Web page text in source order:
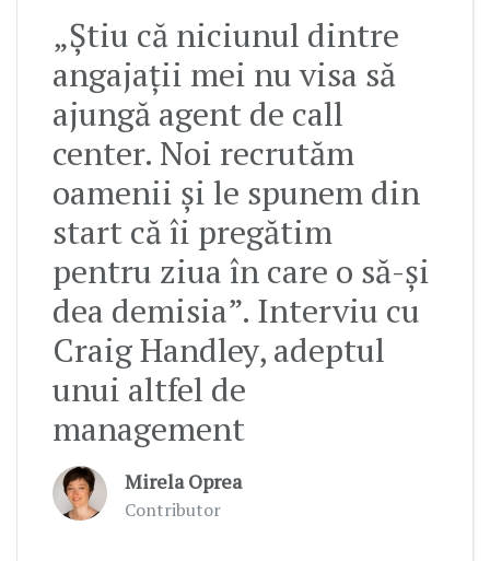
„Ştiu că niciunul dintre
angajaţii mei nu visa să
ajungă agent de call
center. Noi recrutăm
oamenii şi le spunem din
start că îi pregătim
pentru ziua în care o să-şi
dea demisia”. Interviu cu
Craig Handley, adeptul
unui altfel de
management
Mirela Oprea
Contributor